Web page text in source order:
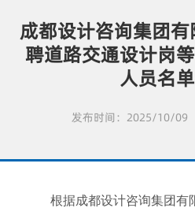
成都设计咨询集团
聘道路交通设计岗
人员名
发布时间：2025/10/09
根据成都设计咨询集团有